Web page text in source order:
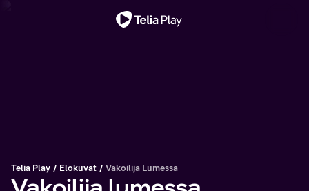
Telia Play Elokuvat Vakoilija Lumessa